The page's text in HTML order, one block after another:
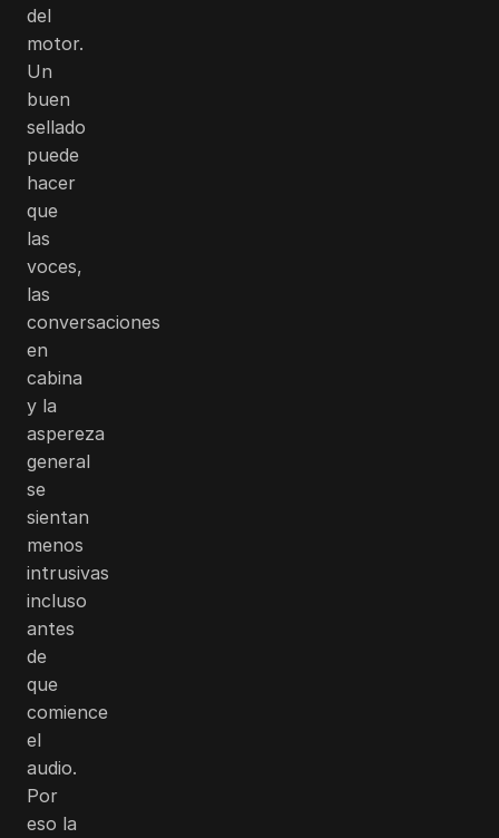
del
motor.
Un
buen
sellado
puede
hacer
que
las
voces,
las
conversaciones
en
cabina
y la
aspereza
general
se
sientan
menos
intrusivas
incluso
antes
de
que
comience
el
audio.
Por
eso la